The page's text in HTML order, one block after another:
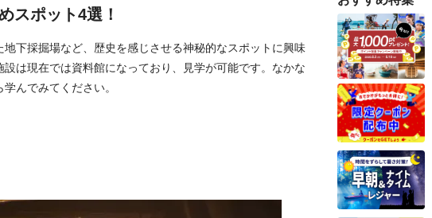
スポット4選！
下採掘場など、歴史を感じさせる神秘的なスポットに興味
は現在では資料館になっており、見学が可能です。なかな
んでみてください。